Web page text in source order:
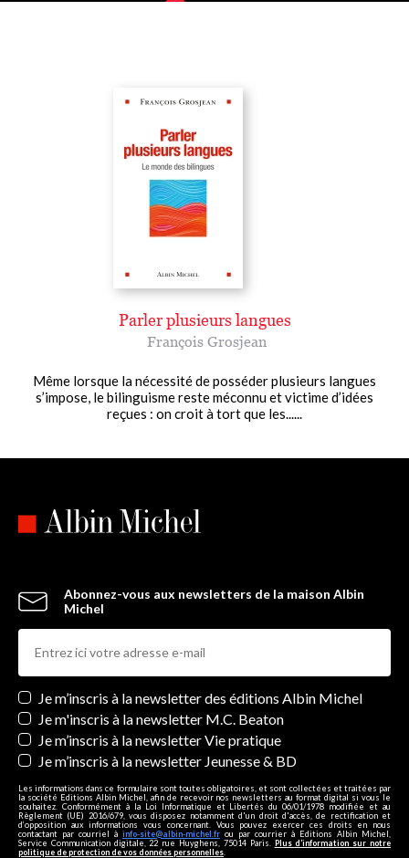
Parler plusieurs langues
François Grosjean
Même lorsque la nécessité de posséder plusieurs langues
s’impose, le bilinguisme reste méconnu et victime d’idées
reçues : on croit à tort que les......
Abonnez-vous aux newsletters de la maison Albin
Michel
Newsletters
Je m’inscris à la newsletter des éditions Albin Michel
Je m'inscris à la newsletter M.C. Beaton
Je m’inscris à la newsletter Vie pratique
Je m’inscris à la newsletter Jeunesse & BD
Les informations dans ce formulaire sont toutes obligatoires, et sont collectées et traitées par
la société Editions Albin Michel, afin de recevoir nos newsletters au format digital si vous le
souhaitez. Conformément à la Loi Informatique et Libertés du 06/01/1978 modifiée et au
Règlement (UE) 2016/679, vous disposez notamment d'un droit d'accès, de rectification et
d’opposition aux informations vous concernant. Vous pouvez exercer ces droits en nous
contactant par courriel à info-site@albin-michel.fr ou par courrier à Editions Albin Michel,
Service Communication digitale, 22 rue Huyghens, 75014 Paris. Plus d’information sur notre
politique de protection de vos données personnelles